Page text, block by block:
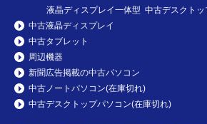
液晶ディスプレイ一体型 中古デスクトッ
中古液晶ディスプレイ
中古タブレット
周辺機器
新聞広告掲載の中古パソコン
中古ノートパソコン(在庫切れ)
中古デスクトップパソコン(在庫切れ)